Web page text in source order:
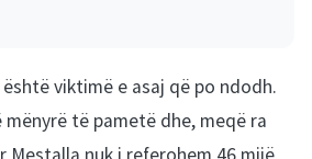
është viktimë e asaj që po ndodh.
të pametë dhe, meqë ra